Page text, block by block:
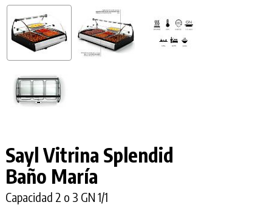
Sayl Vitrina Splendid
Baño María
Capacidad 2 o 3 GN 1/1